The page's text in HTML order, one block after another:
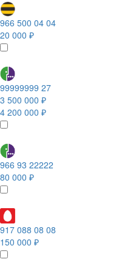
966 500 04 04
20 000 ₽
99999999 27
3 500 000 ₽
4 200 000 ₽
966 93 22222
80 000 ₽
917 088 08 08
150 000 ₽